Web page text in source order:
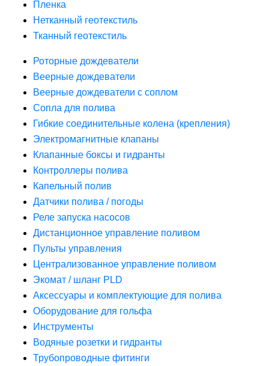
Пленка
Нетканный геотекстиль
Тканный геотекстиль
Роторные дождеватели
Веерные дождеватели
Веерные дождеватели с соплом
Сопла для полива
Гибкие соединительные колена (крепления)
Электромагнитные клапаны
Клапанные боксы и гидранты
Контроллеры полива
Капельный полив
Датчики полива / погоды
Реле запуска насосов
Дистанционное управление поливом
Пульты управления
Централизованное управление поливом
Экомат / шланг PLD
Аксессуары и комплектующие для полива
Оборудование для гольфа
Инструменты
Водяные розетки и гидранты
Трубопроводные фитинги